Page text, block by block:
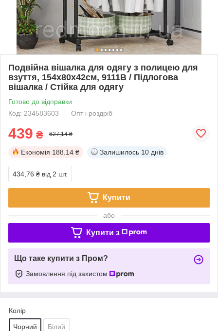
Подвійна вішалка для одягу з полицею для
взуття, 154х80х42см, 9111B / Підлогова
вішалка / Стійка для одягу
Готово до відправки
Код: 234583603
Опт і роздріб
439 ₴ 627,14 ₴
Економія 188.14 ₴ Залишилось 10 днів
434,76 ₴ від 2 шт.
Купити
або
Купити з
Що таке купити з Пром?
Замовлення під захистом
Колір
Чорний Білий